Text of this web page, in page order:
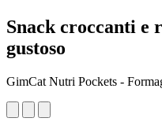
Snack croccanti e
gustoso
GimCat Nutri Pockets -